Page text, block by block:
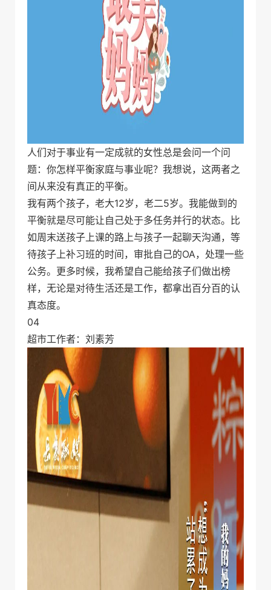
人们对于事业有一定成就的女性总是会问一个问
题：你怎样平衡家庭与事业呢？我想说，这两者之
间从来没有真正的平衡。
我有两个孩子，老大12岁，老二5岁。我能做到的
平衡就是尽可能让自己处于多任务并行的状态。比
如周末送孩子上课的路上与孩子一起聊天沟通，等
待孩子上补习班的时间，审批自己的OA，处理一些
公务。更多时候，我希望自己能给孩子们做出榜
样，无论是对待生活还是工作，都拿出百分百的认
真态度。
04
超市工作者：刘素芳